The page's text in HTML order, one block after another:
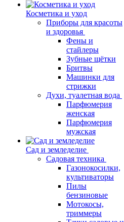
Косметика и уход
Приборы для красоты
и здоровья
Фены и
стайлеры
Зубные щётки
Бритвы
Машинки для
стрижки
Духи, туалетная вода
Парфюмерия
женская
Парфюмерия
мужская
Сад и земледелие
Садовая техника
Газонокосилки,
культиваторы
Пилы
бензиновые
Мотокосы,
триммеры